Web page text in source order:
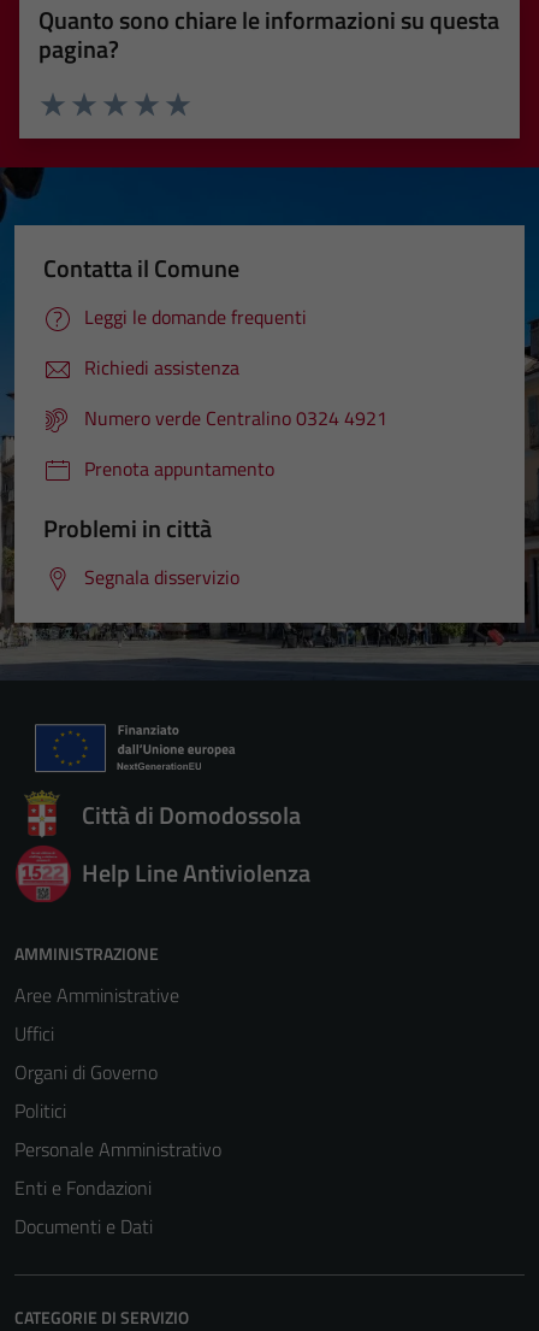
Quanto sono chiare le informazioni su questa
pagina?
Valuta 5 stelle su 5
Valuta 4 stelle su 5
Valuta 3 stelle su 5
Valuta 2 stelle su 5
Valuta 1 stelle su 5
Contatta il Comune
Leggi le domande frequenti
Richiedi assistenza
Numero verde Centralino 0324 4921
Prenota appuntamento
Problemi in città
Segnala disservizio
Città di Domodossola
Help Line Antiviolenza
AMMINISTRAZIONE
Aree Amministrative
Uffici
Organi di Governo
Politici
Personale Amministrativo
Enti e Fondazioni
Documenti e Dati
CATEGORIE DI SERVIZIO